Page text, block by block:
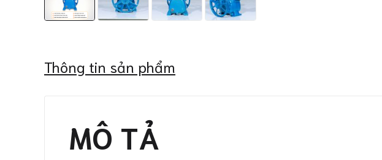
Thông tin sản phẩm
MÔ TẢ